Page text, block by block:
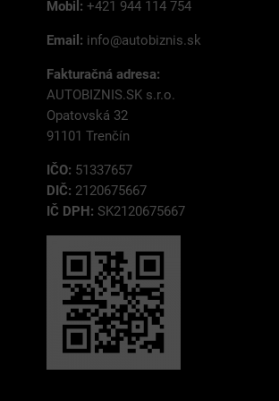
Mobil: +421 944 114 754
Email: info@autobiznis.sk
Fakturačná adresa:
AUTOBIZNIS.SK s.r.o.
Opatovská 32
91101 Trenčín
IČO: 51337657
DIČ: 2120675667
IČ DPH: SK2120675667